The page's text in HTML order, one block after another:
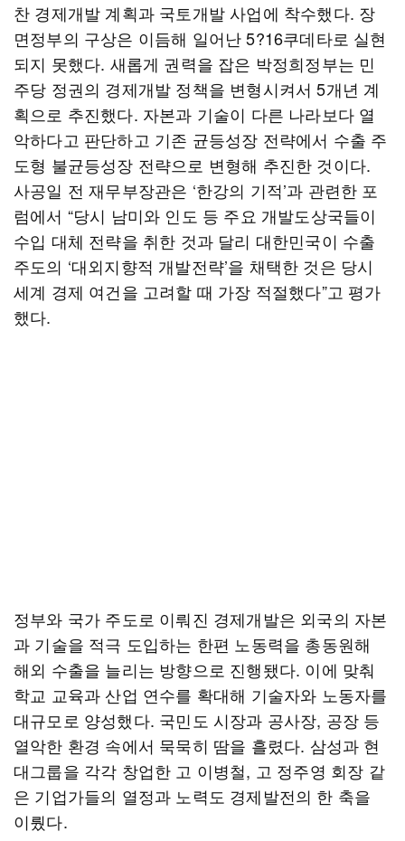
찬 경제개발 계획과 국토개발 사업에 착수했다. 장
면정부의 구상은 이듬해 일어난 5?16쿠데타로 실현
되지 못했다. 새롭게 권력을 잡은 박정희정부는 민
주당 정권의 경제개발 정책을 변형시켜서 5개년 계
획으로 추진했다. 자본과 기술이 다른 나라보다 열
악하다고 판단하고 기존 균등성장 전략에서 수출 주
도형 불균등성장 전략으로 변형해 추진한 것이다.
사공일 전 재무부장관은 ‘한강의 기적’과 관련한 포
럼에서 “당시 남미와 인도 등 주요 개발도상국들이
수입 대체 전략을 취한 것과 달리 대한민국이 수출
주도의 ‘대외지향적 개발전략’을 채택한 것은 당시
세계 경제 여건을 고려할 때 가장 적절했다”고 평가
했다.
정부와 국가 주도로 이뤄진 경제개발은 외국의 자본
과 기술을 적극 도입하는 한편 노동력을 총동원해
해외 수출을 늘리는 방향으로 진행됐다. 이에 맞춰
학교 교육과 산업 연수를 확대해 기술자와 노동자를
대규모로 양성했다. 국민도 시장과 공사장, 공장 등
열악한 환경 속에서 묵묵히 땀을 흘렸다. 삼성과 현
대그룹을 각각 창업한 고 이병철, 고 정주영 회장 같
은 기업가들의 열정과 노력도 경제발전의 한 축을
이뤘다.